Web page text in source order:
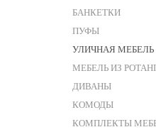
БАНКЕТКИ
ПУФЫ
УЛИЧНАЯ МЕБЕЛЬ
МЕБЕЛЬ ИЗ
ДИВАНЫ
КОМОДЫ
КОМПЛЕКТЫ